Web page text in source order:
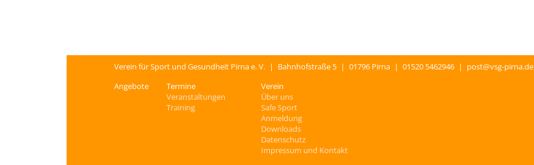
Verein für Sport und Gesundheit Pirna e. V. | Bahnhofstraße 5 | 01796 Pirna | 01520 5462946 |
post@vsg-pirna.de
Angebote
Termine
Veranstaltungen
Training
Verein
Über uns
Safe Sport
Anmeldung
Downloads
Datenschutz
Impressum und Kontakt